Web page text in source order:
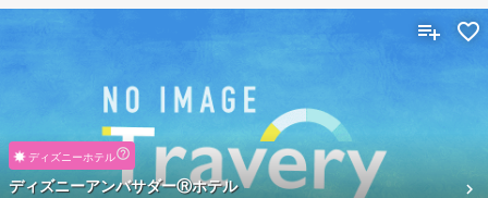
は夏季限定の営業。アクアシティ、フジテレビ本社まで徒歩圏内。有明コロシアムへは約
ディズニーホテル
ディズニーアンバサダーⓇホテル